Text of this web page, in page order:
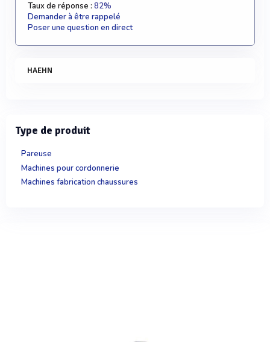
Taux de réponse : 82%
Demander à être rappelé
Poser une question en direct
HAEHN
Type de produit
Pareuse
Machines pour cordonnerie
Machines fabrication chaussures